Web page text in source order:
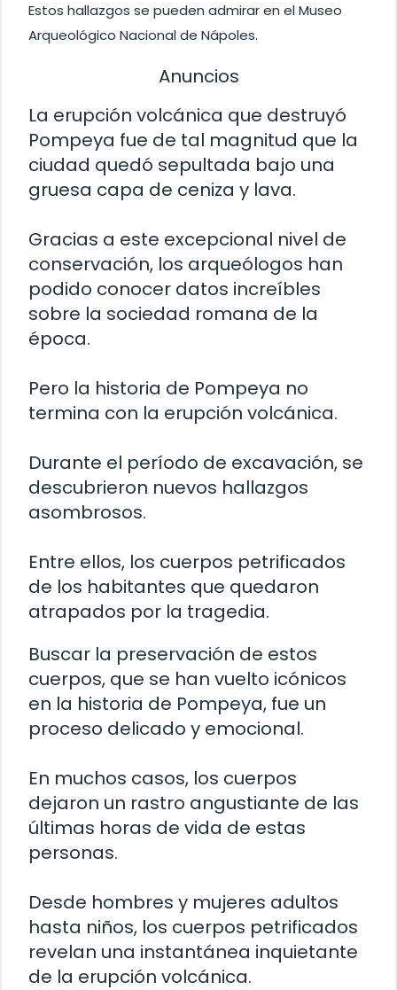
Estos hallazgos se pueden admirar en el Museo
Arqueológico Nacional de Nápoles.
Anuncios
La erupción volcánica que destruyó
Pompeya fue de tal magnitud que la
ciudad quedó sepultada bajo una
gruesa capa de ceniza y lava.
Gracias a este excepcional nivel de
conservación, los arqueólogos han
podido conocer datos increíbles
sobre la sociedad romana de la
época.
Pero la historia de Pompeya no
termina con la erupción volcánica.
Durante el período de excavación, se
descubrieron nuevos hallazgos
asombrosos.
Entre ellos, los cuerpos petrificados
de los habitantes que quedaron
atrapados por la tragedia.
Buscar la preservación de estos
cuerpos, que se han vuelto icónicos
en la historia de Pompeya, fue un
proceso delicado y emocional.
En muchos casos, los cuerpos
dejaron un rastro angustiante de las
últimas horas de vida de estas
personas.
Desde hombres y mujeres adultos
hasta niños, los cuerpos petrificados
revelan una instantánea inquietante
de la erupción volcánica.